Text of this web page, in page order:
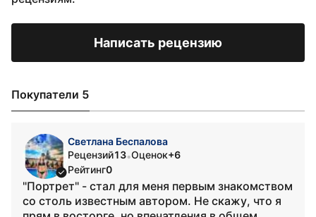
Написать рецензию
Покупатели 5
Светлана Беспалова
Рецензий13•Оценок+6
Рейтинг0
"Портрет" - стал для меня первым знакомством
со столь известным автором. Не скажу, что я